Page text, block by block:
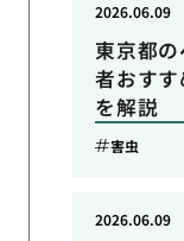
東京都
者おす
を解説
2026.06.09
害虫
2026.06.09